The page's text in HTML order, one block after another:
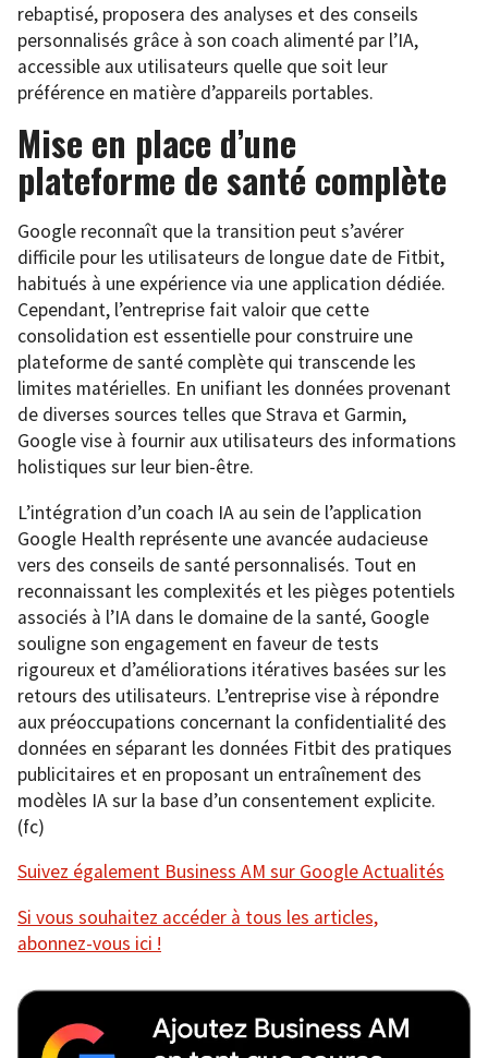
rebaptisé, proposera des analyses et des conseils
personnalisés grâce à son coach alimenté par l’IA,
accessible aux utilisateurs quelle que soit leur
préférence en matière d’appareils portables.
Mise en place d’une
plateforme de santé complète
Google reconnaît que la transition peut s’avérer
difficile pour les utilisateurs de longue date de Fitbit,
habitués à une expérience via une application dédiée.
Cependant, l’entreprise fait valoir que cette
consolidation est essentielle pour construire une
plateforme de santé complète qui transcende les
limites matérielles. En unifiant les données provenant
de diverses sources telles que Strava et Garmin,
Google vise à fournir aux utilisateurs des informations
holistiques sur leur bien-être.
L’intégration d’un coach IA au sein de l’application
Google Health représente une avancée audacieuse
vers des conseils de santé personnalisés. Tout en
reconnaissant les complexités et les pièges potentiels
associés à l’IA dans le domaine de la santé, Google
souligne son engagement en faveur de tests
rigoureux et d’améliorations itératives basées sur les
retours des utilisateurs. L’entreprise vise à répondre
aux préoccupations concernant la confidentialité des
données en séparant les données Fitbit des pratiques
publicitaires et en proposant un entraînement des
modèles IA sur la base d’un consentement explicite.
(fc)
Suivez également Business AM sur Google Actualités
Si vous souhaitez accéder à tous les articles,
abonnez-vous ici !